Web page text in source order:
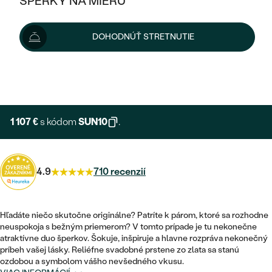
KOMBINOVANÉ ZLATO
PODĽA ŠTÝLU
BEZ KAMEŇA
VYKROJENÉ
VINTAGE
NETRADIČNÉ
TEPANÉ
POSTRANNÉ DRAHOKAMY
HALO
VINTAGE
SET ZÁSNUBNÉHO PRSTEŇA A
OBRÚČOK
NETRADIČNÉ
ZOSTAVTE SI PRSTEŇ
ZAČAŤ S PRSTEŇOM
VÝPREDAJ
ŠPERKY ČO POMÁHAJÚ
NÁUŠNICE
PRÍVESKY
SETY
PÁNSKE ŠPERKY
PLATINOVÉ
NAPICHOVACIE
MINIMALISTICKÉ
VISIACE
SOLITÉR
V TVARE SRDCA
ZLATÉ
STRIEBORNÉ
PODĽA ŠTÝLU
NARODENIE DIEŤAŤA
SO ZNAMENÍM ZVEROKRUHU
MINIMALISTICKÉ
VÝPREDAJ
STRIEBORNÉ
PLATINOVÉ
PODĽA ŠTÝLU
ETERNITY
MINIMALISTICKÉ
DOHODNÚŤ STRETNUTIE
1 230 €
Šperk vám vyrobíme a doručíme do 3 - 4 týždňov.
Možnosti doručenia
1 107 €s kódom SUN10 .
4.9 710 recenzií
Hľadáte niečo skutočne originálne? Patríte k párom, ktoré sa rozhodne
neuspokoja s bežným priemerom? V tomto prípade je tu nekonečne
atraktívne duo šperkov. Šokuje, inšpiruje a hlavne rozpráva nekonečný
príbeh vašej lásky. Reliéfne svadobné prstene zo zlata sa stanú
ozdobou a symbolom vášho nevšedného vkusu.